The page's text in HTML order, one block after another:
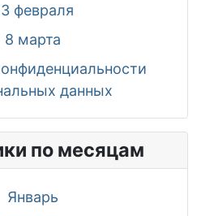
февраля
8 марта
данных
по месяцам
Январь